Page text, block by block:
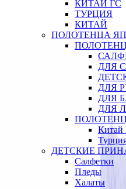
КИТАЙ ГС
ТУРЦИЯ
КИТАЙ
ПОЛОТЕНЦА
ДЛЯ
ДЛЯ
ДЛЯ
ДЛЯ
Китай
ДЕТСКИЕ
Салфетки
Пледы
Халаты